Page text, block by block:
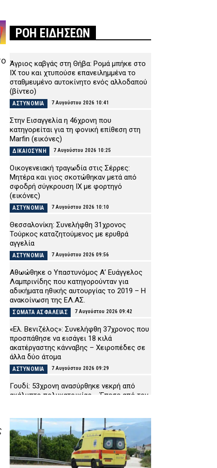
ΡΟΗ ΕΙΔΗΣΕΩΝ
Άγριος καβγάς στη Θήβα: Ρομά μπήκε στο
ΙΧ του και χτυπούσε επανειλημμένα το
σταθμευμένο αυτοκίνητο ενός αλλοδαπού
(βίντεο)
ΑΣΤΥΝΟΜΙΑ 7 Αυγούστου 2026 10:41
Στην Εισαγγελία η 46χρονη που
κατηγορείται για τη φονική επίθεση στη
Marfin (εικόνες)
ΔΙΚΑΙΟΣΥΝΗ 7 Αυγούστου 2026 10:25
Οικογενειακή τραγωδία στις Σέρρες:
Μητέρα και γιος σκοτώθηκαν μετά από
σφοδρή σύγκρουση ΙΧ με φορτηγό
(εικόνες)
ΑΣΤΥΝΟΜΙΑ 7 Αυγούστου 2026 10:10
Θεσσαλονίκη: Συνελήφθη 31χρονος
Τούρκος καταζητούμενος με ερυθρά
αγγελία
ΑΣΤΥΝΟΜΙΑ 7 Αυγούστου 2026 09:56
Αθωώθηκε ο Υπαστυνόμος Α’ Ευάγγελος
Λαμπρινίδης που κατηγορούνταν για
αδικήματα ηθικής αυτουργίας το 2019 – Η
ανακοίνωση της ΕΛ.ΑΣ.
ΣΩΜΑΤΑ ΑΣΦΑΛΕΙΑΣ 7 Αυγούστου 2026 09:42
«Ελ. Βενιζέλος»: Συνελήφθη 37χρονος που
προσπάθησε να εισάγει 18 κιλά
ακατέργαστης κάνναβης – Χειροπέδες σε
άλλα δύο άτομα
ΑΣΤΥΝΟΜΙΑ 7 Αυγούστου 2026 09:29
Γουδί: 53χρονη ανασύρθηκε νεκρή από
ακάλυπτο πολυκατοικίας – Έπεσε από τον
Τροχαίο-σοκ στις Σέρρες: ΙΧ
συγκρούστηκε με φορτηγό – Σκοτώθηκαν
δύο άτομα
ΕΙΔΗΣΕΙΣ 7 Αυγούστου 2026 09:03